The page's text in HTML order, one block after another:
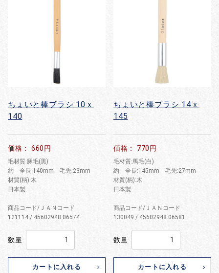
ちょいと棒ブラシ 10ｘ
140
価格： 660円
毛材質:豚毛(黒)
約 全長:140mm 毛先:23mm
材質(柄):木
日本製
商品コード/ＪＡＮコード
121114 / 45602948 06574
数量
カートに入れる
ちょいと棒ブラシ 14ｘ
145
価格： 770円
毛材質:馬毛(白)
約 全長:145mm 毛先:27mm
材質(柄):木
日本製
商品コード/ＪＡＮコード
130049 / 45602948 06581
数量
カートに入れる